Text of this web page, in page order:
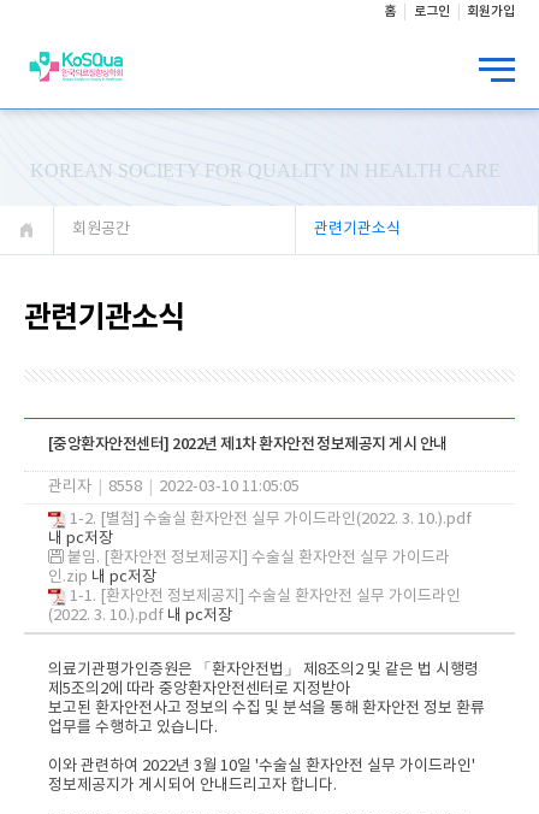
홈 로그인 회원가입
KOREAN SOCIETY FOR QUALITY IN HEALTH CARE
회원공간 관련기관소식
관련기관소식
[중앙환자안전센터] 2022년 제1차 환자안전 정보제공지 게시 안내
관리자 8558
2022-03-10 11:05:05
1-2. [별첨] 수술실 환자안전 실무 가이드라인(2022. 3. 10.).pdf
내 pc저장
붙임. [환자안전 정보제공지] 수술실 환자안전 실무 가이드라
인.zip 내 pc저장
1-1. [환자안전 정보제공지] 수술실 환자안전 실무 가이드라인
(2022. 3. 10.).pdf 내 pc저장
의료기관평가인증원은 「환자안전법」 제8조의2 및 같은 법 시행령
제5조의2에 따라 중앙환자안전센터로 지정받아
보고된 환자안전사고 정보의 수집 및 분석을 통해 환자안전 정보 환류
업무를 수행하고 있습니다.
이와 관련하여 2022년 3월 10일 '수술실 환자안전 실무 가이드라인'
정보제공지가 게시되어 안내드리고자 합니다.